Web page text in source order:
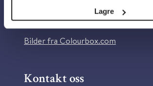
Lagre
Tilgjengelighetserklæring
Information in English
Bilder fra Colourbox.com
Kontakt oss